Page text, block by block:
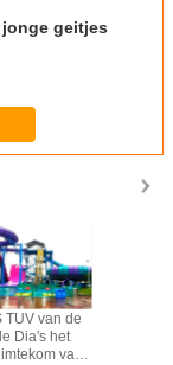
jonge geitjes
TUV van de
Dia's het
van